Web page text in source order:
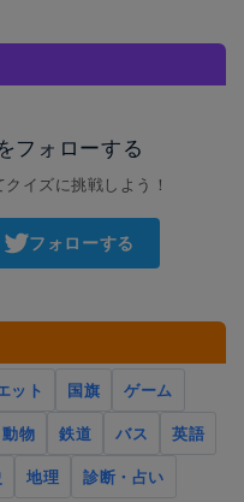
フォローする
イズに挑戦しよう！
フォローする
ット 国旗
ゲーム
動物 鉄道 バス
英語
地理 診断・占い